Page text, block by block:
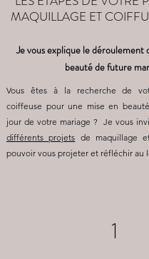
MAQUILLAGE ET
Je vous explique le déroulement
beauté de future
Vous êtes à la recherche de
coiffeuse pour une mise en
jour de votre mariage ? Je vous
différents projets de maquillage
pouvoir vous projeter et réfléchir au
1